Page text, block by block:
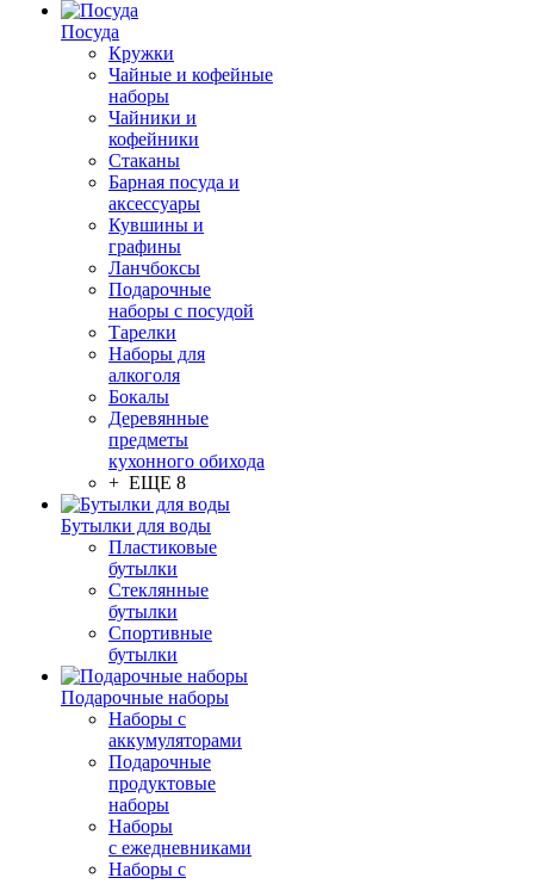
Посуда
Кружки
Чайные и кофейные
наборы
Чайники и
кофейники
Стаканы
Барная посуда и
аксессуары
Кувшины и
графины
Ланчбоксы
Подарочные
наборы с посудой
Тарелки
Наборы для
алкоголя
Бокалы
Деревянные
предметы
кухонного обихода
+ ЕЩЕ 8
Бутылки для воды
Пластиковые
бутылки
Стеклянные
бутылки
Спортивные
бутылки
Подарочные наборы
Наборы с
аккумуляторами
Подарочные
продуктовые
наборы
Наборы
с ежедневниками
Наборы с